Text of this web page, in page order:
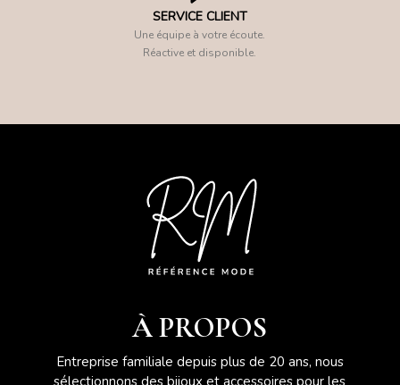
SERVICE CLIENT
Une équipe à votre écoute.
Réactive et disponible.
À PROPOS
Entreprise familiale depuis plus de 20 ans, nous
sélectionnons des bijoux et accessoires pour les